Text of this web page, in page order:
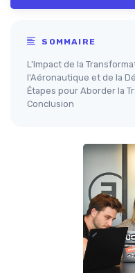
SOMMAIRE
L'Impact de la
l'Aéronautique et de la
Étapes pour Aborder la
Conclusion